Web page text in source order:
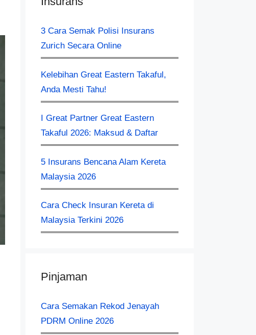
3 Cara Semak Polisi Insurans
Zurich Secara Online
Kelebihan Great Eastern Takaful,
Anda Mesti Tahu!
I Great Partner Great Eastern
Takaful 2026: Maksud & Daftar
5 Insurans Bencana Alam Kereta
Malaysia 2026
Cara Check Insuran Kereta​ di
Malaysia Terkini 2026
Pinjaman
Cara Semakan Rekod Jenayah
PDRM Online 2026